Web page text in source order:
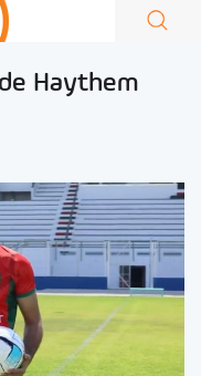
Haythem